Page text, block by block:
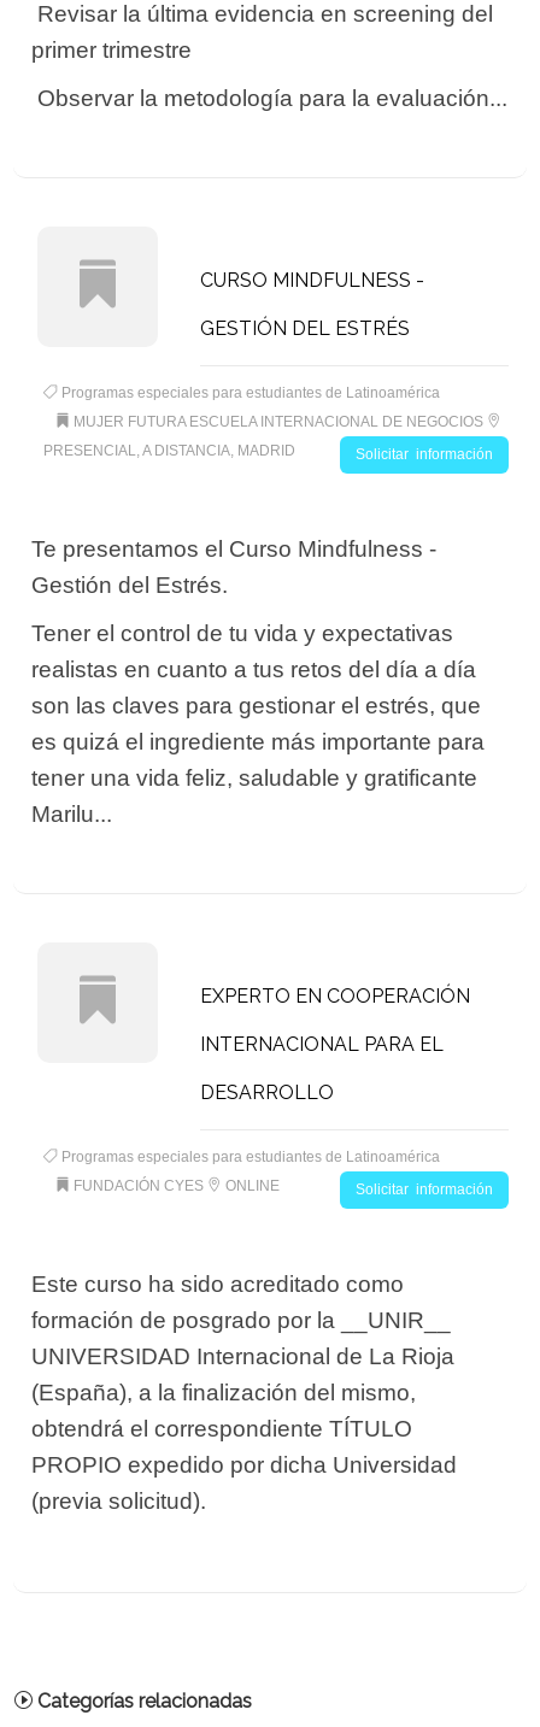
 Revisar la última evidencia en screening del
primer trimestre
 Observar la metodología para la evaluación...
CURSO MINDFULNESS -
GESTIÓN DEL ESTRÉS
Programas especiales para estudiantes de Latinoamérica
MUJER FUTURA ESCUELA INTERNACIONAL DE NEGOCIOS
PRESENCIAL, A DISTANCIA, MADRID
Solicitar información
Te presentamos el Curso Mindfulness -
Gestión del Estrés.
Tener el control de tu vida y expectativas
realistas en cuanto a tus retos del día a día
son las claves para gestionar el estrés, que
es quizá el ingrediente más importante para
tener una vida feliz, saludable y gratificante
Marilu...
EXPERTO EN COOPERACIÓN
INTERNACIONAL PARA EL
DESARROLLO
Programas especiales para estudiantes de Latinoamérica
FUNDACIÓN CYES
ONLINE Solicitar información
Este curso ha sido acreditado como
formación de posgrado por la __UNIR__
UNIVERSIDAD Internacional de La Rioja
(España), a la finalización del mismo,
obtendrá el correspondiente TÍTULO
PROPIO expedido por dicha Universidad
(previa solicitud).
Categorías relacionadas